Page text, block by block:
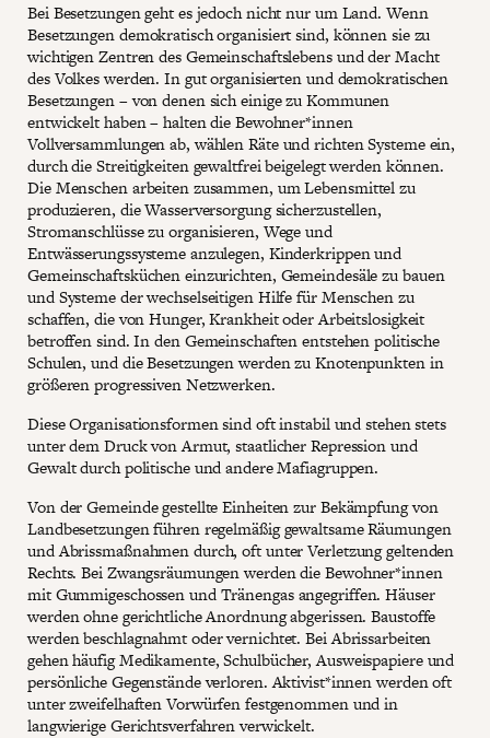
Bei Besetzungen geht es jedoch nicht nur um Land. Wenn
Besetzungen demokratisch organisiert sind, können sie zu
wichtigen Zentren des Gemeinschaftslebens und der Macht
des Volkes werden. In gut organisierten und demokratischen
Besetzungen – von denen sich einige zu Kommunen
entwickelt haben – halten die Bewohner*innen
Vollversammlungen ab, wählen Räte und richten Systeme ein,
durch die Streitigkeiten gewaltfrei beigelegt werden können.
Die Menschen arbeiten zusammen, um Lebensmittel zu
produzieren, die Wasserversorgung sicherzustellen,
Stromanschlüsse zu organisieren, Wege und
Entwässerungssysteme anzulegen, Kinderkrippen und
Gemeinschaftsküchen einzurichten, Gemeindesäle zu bauen
und Systeme der wechselseitigen Hilfe für Menschen zu
schaffen, die von Hunger, Krankheit oder Arbeitslosigkeit
betroffen sind. In den Gemeinschaften entstehen politische
Schulen, und die Besetzungen werden zu Knotenpunkten in
größeren progressiven Netzwerken.
Diese Organisationsformen sind oft instabil und stehen stets
unter dem Druck von Armut, staatlicher Repression und
Gewalt durch politische und andere Mafiagruppen.
Von der Gemeinde gestellte Einheiten zur Bekämpfung von
Landbesetzungen führen regelmäßig gewaltsame Räumungen
und Abrissmaßnahmen durch, oft unter Verletzung geltenden
Rechts. Bei Zwangsräumungen werden die Bewohner*innen
mit Gummigeschossen und Tränengas angegriffen. Häuser
werden ohne gerichtliche Anordnung abgerissen. Baustoffe
werden beschlagnahmt oder vernichtet. Bei Abrissarbeiten
gehen häufig Medikamente, Schulbücher, Ausweispapiere und
persönliche Gegenstände verloren. Aktivist*innen werden oft
unter zweifelhaften Vorwürfen festgenommen und in
langwierige Gerichtsverfahren verwickelt.